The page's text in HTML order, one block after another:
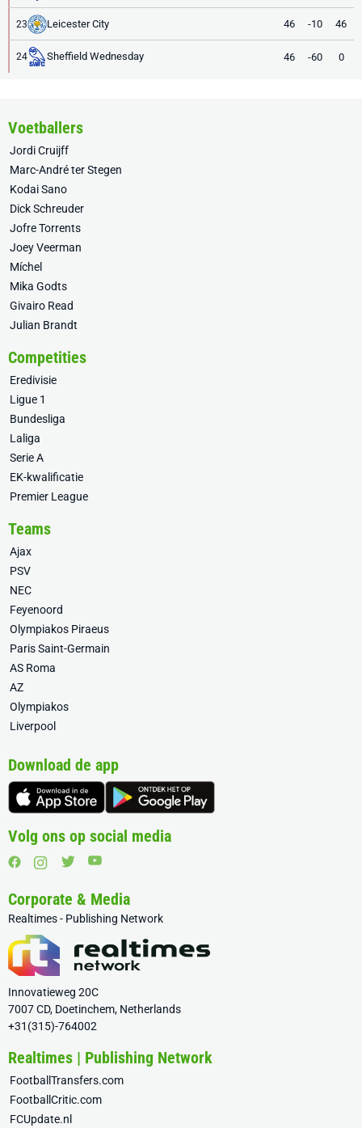
23 Leicester City 46 -10 46
24 Sheffield Wednesday 46 -60 0
Voetballers
Jordi Cruijff
Marc-André ter Stegen
Kodai Sano
Dick Schreuder
Jofre Torrents
Joey Veerman
Míchel
Mika Godts
Givairo Read
Julian Brandt
Competities
Eredivisie
Ligue 1
Bundesliga
Laliga
Serie A
EK-kwalificatie
Premier League
Teams
Ajax
PSV
NEC
Feyenoord
Olympiakos Piraeus
Paris Saint-Germain
AS Roma
AZ
Olympiakos
Liverpool
Download de app
Volg ons op social media
Corporate & Media
Realtimes - Publishing Network
Innovatieweg 20C
7007 CD, Doetinchem, Netherlands
+31(315)-764002
Realtimes | Publishing Network
FootballTransfers.com
FootballCritic.com
FCUpdate.nl